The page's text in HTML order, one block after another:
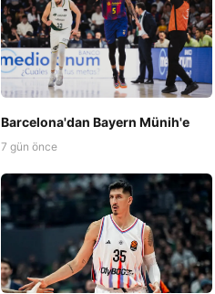
Barcelona'dan Bayern Münih'e
7 gün önce